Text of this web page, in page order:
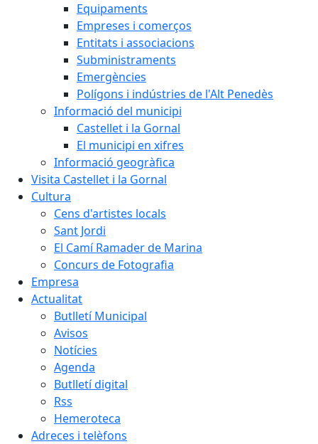
Equipaments
Empreses i comerços
Entitats i associacions
Subministraments
Emergències
Polígons i indústries de l'Alt Penedès
Informació del municipi
Castellet i la Gornal
El municipi en xifres
Informació geogràfica
Visita Castellet i la Gornal
Cultura
Cens d'artistes locals
Sant Jordi
El Camí Ramader de Marina
Concurs de Fotografia
Empresa
Actualitat
Butlletí Municipal
Avisos
Notícies
Agenda
Butlletí digital
Rss
Hemeroteca
Adreces i telèfons